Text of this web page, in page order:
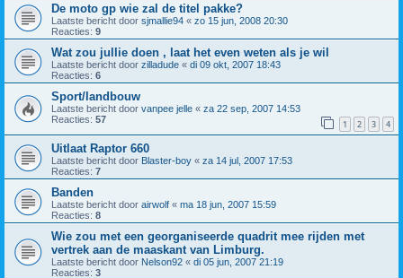
De moto gp wie zal de titel pakke?
Laatste bericht door sjmallie94 « zo 15 jun, 2008 20:30
Reacties: 9
Wat zou jullie doen , laat het even weten als je wil
Laatste bericht door zilladude « di 09 okt, 2007 18:43
Reacties: 6
Sport/landbouw
Laatste bericht door vanpee jelle « za 22 sep, 2007 14:53
Reacties: 57 1 2 3 4
Uitlaat Raptor 660
Laatste bericht door Blaster-boy « za 14 jul, 2007 17:53
Reacties: 7
Banden
Laatste bericht door airwolf « ma 18 jun, 2007 15:59
Reacties: 8
Wie zou met een georganiseerde quadrit mee rijden met
vertrek aan de maaskant van Limburg.
Laatste bericht door Nelson92 « di 05 jun, 2007 21:19
Reacties: 3